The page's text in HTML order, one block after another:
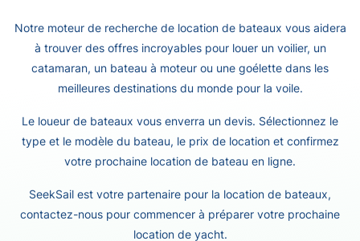
Notre moteur de recherche de location de bateaux vous aidera
à trouver des offres incroyables pour louer un voilier, un
catamaran, un bateau à moteur ou une goélette dans les
meilleures destinations du monde pour la voile.
Le loueur de bateaux vous enverra un devis. Sélectionnez le
type et le modèle du bateau, le prix de location et confirmez
votre prochaine location de bateau en ligne.
SeekSail est votre partenaire pour la location de bateaux,
contactez-nous pour commencer à préparer votre prochaine
location de yacht.